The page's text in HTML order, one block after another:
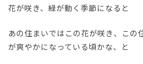
花が咲き、緑が動く季節になると
あの住まいではこの花が咲き、この
が爽やかになっている頃かな、と